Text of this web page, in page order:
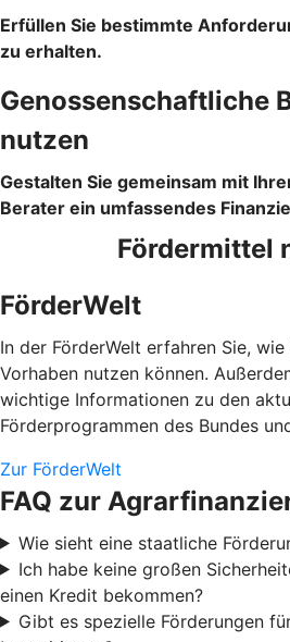
Erfüllen Sie bestimmte
zu erhalten.
Genossenschaftliche
nutzen
Gestalten Sie gemeinsam mit
Berater ein umfassendes
Fördermittel
FörderWelt
In der FörderWelt erfahren Sie,
Vorhaben nutzen können.
wichtige Informationen zu den
Förderprogrammen des Bundes
Zur FörderWelt
FAQ zur
Wie sieht eine staatliche
Ich habe keine großen
einen Kredit bekommen?
Gibt es spezielle Förderungen